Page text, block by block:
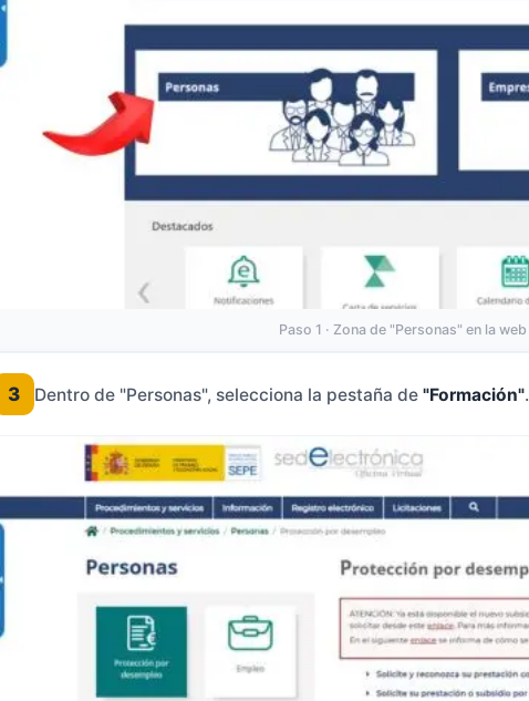
Paso 1 · Zona de "Personas" en la web
3 Dentro de "Personas", selecciona la pestaña de "Formación".